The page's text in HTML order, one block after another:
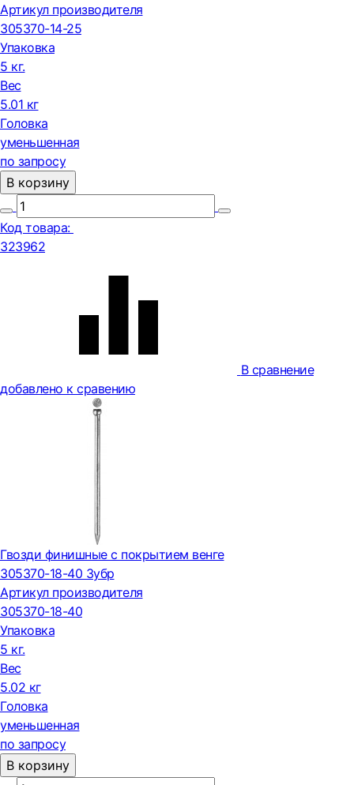
Артикул производителя
305370-14-25
Упаковка
5 кг.
Вес
5.01 кг
Головка
уменьшенная
по запросу
В корзину
Код товара:
323962
В сравнение
добавлено к сравению
Гвозди финишные с покрытием венге
305370-18-40 Зубр
Артикул производителя
305370-18-40
Упаковка
5 кг.
Вес
5.02 кг
Головка
уменьшенная
по запросу
В корзину